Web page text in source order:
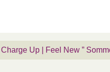
Charge Up | Feel New ”